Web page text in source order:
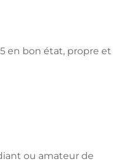
en bon état, propre et
ou amateur de